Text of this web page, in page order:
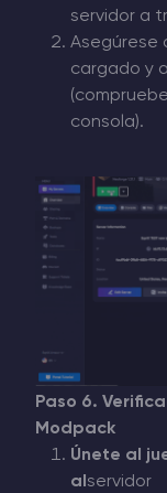
servidor a
Asegúrese
cargado y
consola).
Paso 6.
Modpack
Únete al
al servidor